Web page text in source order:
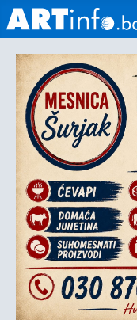
Početna
Vijesti
Sport
Kultura
Crna
kronika
Politika